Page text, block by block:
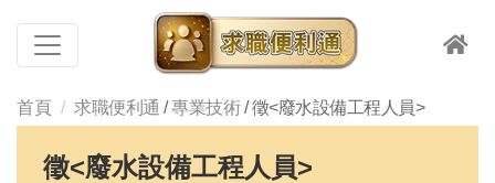
首頁 求職便利通 /專業技術/ 徵<廢水設備工程人員>
徵<廢水設備工程人員>